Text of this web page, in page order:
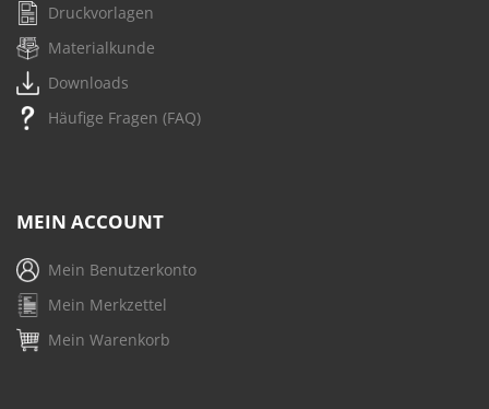
Druckvorlagen
Materialkunde
Downloads
Häufige Fragen (FAQ)
MEIN ACCOUNT
Mein Benutzerkonto
Mein Merkzettel
Mein Warenkorb